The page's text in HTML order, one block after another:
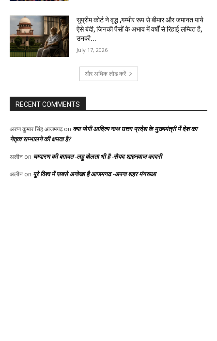
सुप्रीम कोर्ट ने वृद्ध ,गम्भीर रूप से बीमार और जमानत पाये
ऐसे बंदी, जिनकी पैसों के अभाव में वर्षों से रिहाई लम्बित है,
उनकी...
July 17, 2026
और अधिक लोड करें
RECENT COMMENTS
अरुण कुमार सिंह आजमगढ़on क्या योगी आदित्य नाथ उत्तर प्रदेश के मुख्यमंत्री में देश का
नेतृत्व सम्भालने की क्षमता है?
अलीन on चम्पारण की बग़ावत -लहू बोलता भी है -सैयद शाहनवाज कादरी
अलीन on पूरे विश्व में सबसे अनोखा है आजमगढ -अपना शहर मंगरूआ